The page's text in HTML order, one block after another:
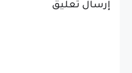
إرسال تعليق